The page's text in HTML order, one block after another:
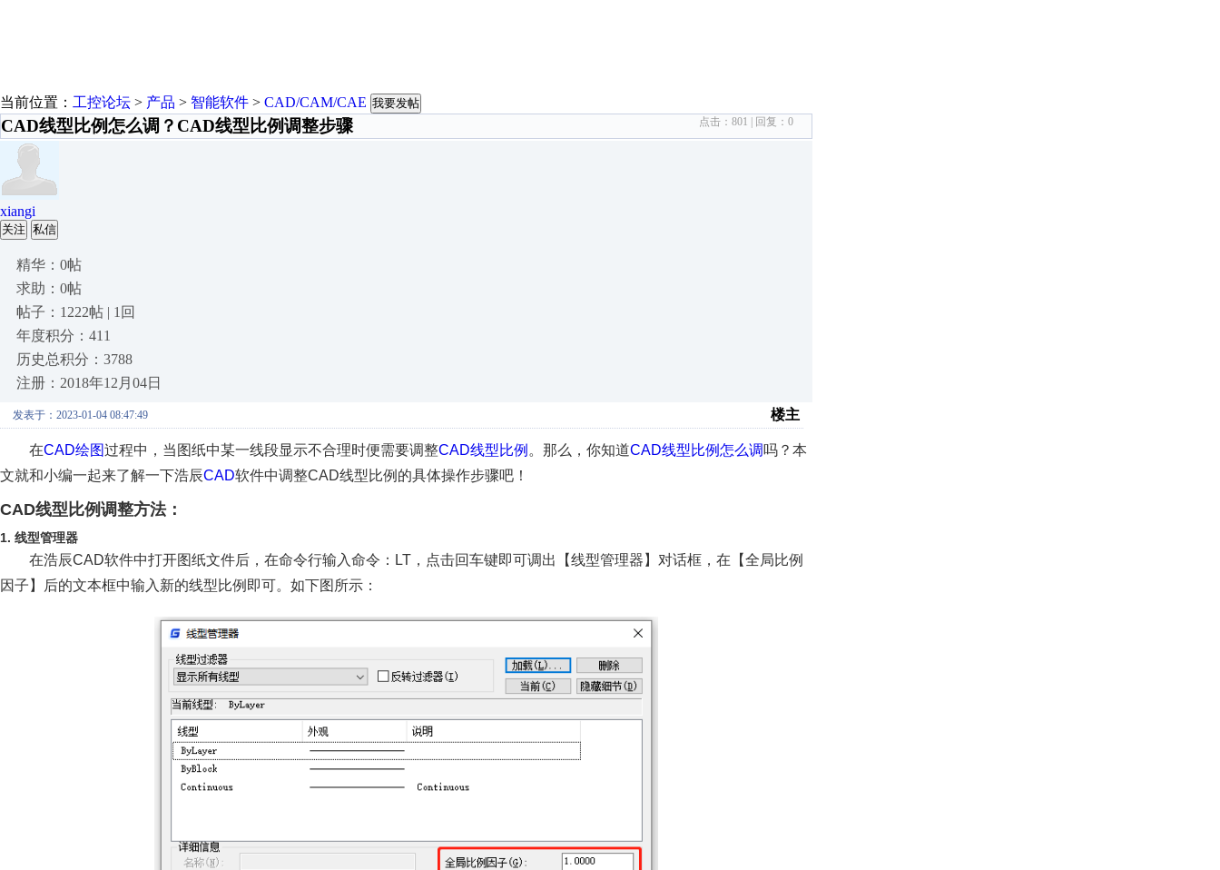
当前位置： 工控论坛 > 产品 > 智能软件 > CAD/CAM/CAE 我要发帖
CAD线型比例怎么调？CAD线型比例调整步骤 点击： 801 | 回复： 0
xiangi
关注 私信
精华：0帖
求助：0帖
帖子：1222帖 | 1回
年度积分：411
历史总积分：3788
注册：2018年12月04日
发表于：2023-01-04 08:47:49 楼主
在CAD绘图过程中，当图纸中某一线段显示不合理时便需要调整CAD线型比例 。那么，你知道CAD线型比例怎么调 吗？本
文就和小编一起来了解一下浩辰CAD软件中调整CAD线型比例的具体操作步骤吧！
CAD线型比例调整方法：
1. 线型管理器
在浩辰CAD软件中打开图纸文件后，在命令行输入命令：LT，点击回车键即可调出【线型管理器】对话框，在【全局比例
因子】后的文本框中输入新的线型比例即可。如下图所示：